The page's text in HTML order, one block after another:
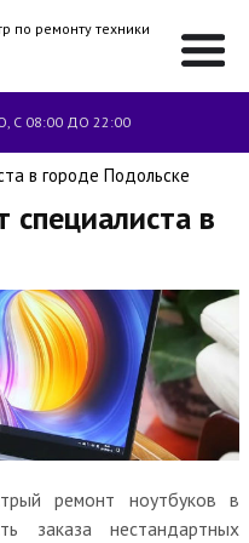
по ремонту техники
С 08:00 ДО 22:00
в городе Подольске
специалиста в
ремонт ноутбуков в
заказа нестандартных